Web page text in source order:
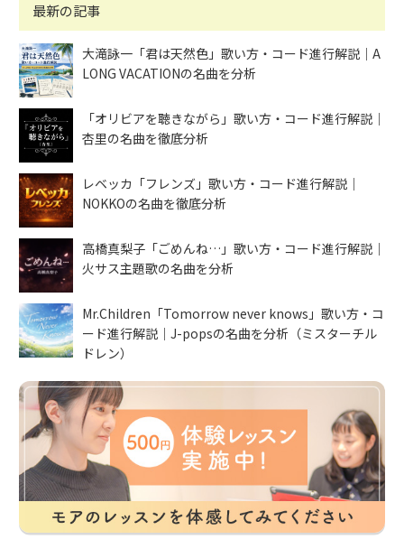
最新の記事
大滝詠一「君は天然色」歌い方・コード進行解説｜A
LONG VACATIONの名曲を分析
「オリビアを聴きながら」歌い方・コード進行解説｜
杏里の名曲を徹底分析
レベッカ「フレンズ」歌い方・コード進行解説｜
NOKKOの名曲を徹底分析
高橋真梨子「ごめんね…」歌い方・コード進行解説｜
火サス主題歌の名曲を分析
Mr.Children「Tomorrow never knows」歌い方・コ
ード進行解説｜J-popsの名曲を分析（ミスターチル
ドレン）